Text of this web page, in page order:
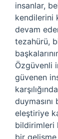
insanlar,
kendilerini
devam
tezahürü,
Özgüvenli
güvenen
eleştiriye
bildirimleri
bir gelişme